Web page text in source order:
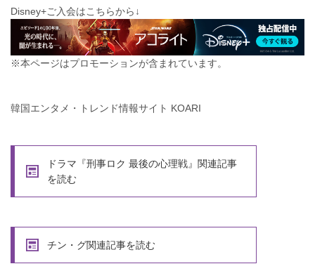
Disney+ご入会はこちらから↓
※本ページはプロモーションが含まれています。
韓国エンタメ・トレンド情報サイト KOARI
ドラマ『刑事ロク 最後の心理戦』関連記事
を読む
チン・グ関連記事を読む